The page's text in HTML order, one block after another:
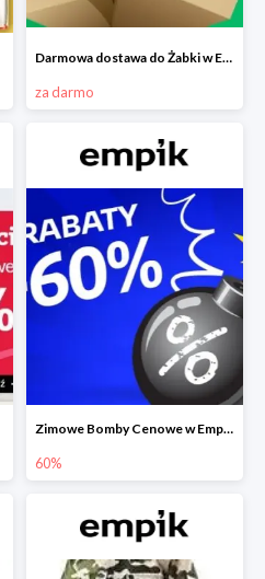
Darmowa dostawa do Żabki w Empiku
za darmo
Zimowe Bomby Cenowe w Empiku do -60%
60%